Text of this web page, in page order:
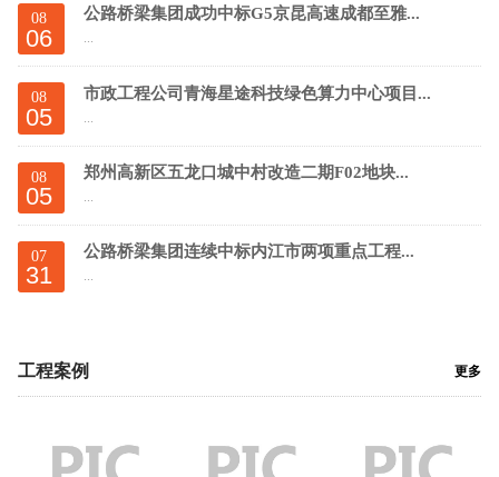
08
06
公路桥梁集团成功中标G5京昆高速成都至雅...
...
08
05
市政工程公司青海星途科技绿色算力中心项目...
08
05
郑州高新区五龙口城中村改造二期F02地块...
07
31
公路桥梁集团连续中标内江市两项重点工程...
...
工程案例 更多